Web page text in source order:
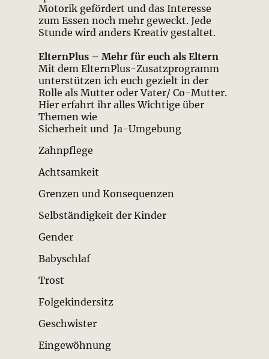
Motorik gefördert und das Interesse
zum Essen noch mehr geweckt. Jede
Stunde wird anders Kreativ gestaltet.
ElternPlus – Mehr für euch als Eltern
Mit dem ElternPlus-Zusatzprogramm
unterstützen ich euch gezielt in der
Rolle als Mutter oder Vater/ Co-Mutter.
Hier erfahrt ihr alles Wichtige über
Themen wie
Sicherheit und Ja-Umgebung
Zahnpflege
Achtsamkeit
Grenzen und Konsequenzen
Selbständigkeit der Kinder
Gender
Babyschlaf
Trost
Folgekindersitz
Geschwister
Eingewöhnung